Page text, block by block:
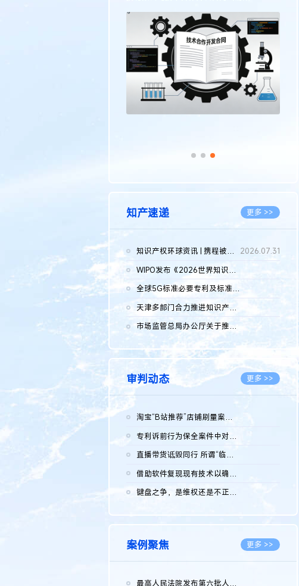
传统文化 更多 >>
知产速递 更多 >>
知识产权环球资讯 | 携程被市监总局罚51.79亿；瑞幸泰国商标案上...
2026.07.31
WIPO发布《2026世界知识产权报告》 含报告全文
全球5G标准必要专利及标准提案研究报告（2026年）全文发布
天津多部门合力推进知识产权保护工作
2026.08.05
市场监管总局办公厅关于推广第一批全国商业秘密保护创新试点典型...
2026.08.05
审判动态 更多 >>
淘宝“B站推荐”店铺刷量案维持原判，两被告连带赔偿150万元
专利诉前行为保全案件中对仿制药申请人曾作出三类声明的考量及违...
直播带货诋毁同行 所谓“临场发挥”不免责
借助软件复现现有技术以确认相关参数特征是否被公开
键盘之争，是维权还是不正当竞争？
案例聚焦 更多 >>
最高人民法院发布第六批人民法院种业知识产权司法保护典型案例 含...